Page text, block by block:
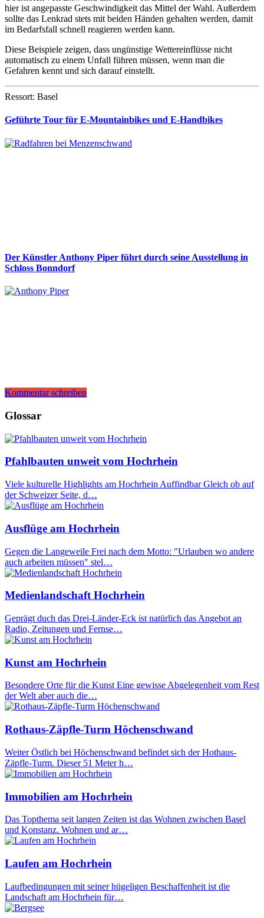
hier ist angepasste Geschwindigkeit das Mittel der Wahl. Außerdem
sollte das Lenkrad stets mit beiden Händen gehalten werden, damit
im Bedarfsfall schnell reagieren werden kann.
Diese Beispiele zeigen, dass ungünstige Wettereinflüsse nicht
automatisch zu einem Unfall führen müssen, wenn man die
Gefahren kennt und sich darauf einstellt.
Ressort: Basel
Geführte Tour für E-Mountainbikes und E-Handbikes
Der Künstler Anthony Piper führt durch seine Ausstellung in
Schloss Bonndorf
Kommentar schreiben
Glossar
Pfahlbauten unweit vom Hochrhein
Viele kulturelle Highlights am Hochrhein Auffindbar Gleich ob auf
der Schweizer Seite, d…
Ausflüge am Hochrhein
Gegen die Langeweile Frei nach dem Motto: "Urlauben wo andere
auch arbeiten müssen" stel…
Medienlandschaft Hochrhein
Geprägt duch das Drei-Länder-Eck ist natürlich das Angebot an
Radio, Zeitungen und Fernse…
Kunst am Hochrhein
Besondere Orte für die Kunst Eine gewisse Abgelegenheit vom Rest
der Welt aber auch die…
Rothaus-Zäpfle-Turm Höchenschwand
Weiter Östlich bei Höchenschwand befindet sich der Hothaus-
Zäpfle-Turm. Dieser 51 Meter h…
Immobilien am Hochrhein
Das Topthema seit langen Zeiten ist das Wohnen zwischen Basel
und Konstanz. Wohnen und ar…
Laufen am Hochrhein
Laufbedingungen mit seiner hügeligen Beschaffenheit ist die
Landschaft am Hochrhein für…